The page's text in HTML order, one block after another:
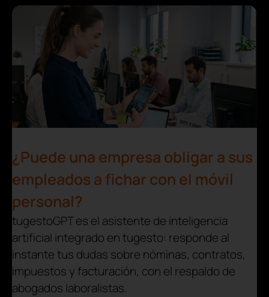
¿Puede una empresa obligar a sus
empleados a fichar con el móvil
personal?
tugestoGPT es el asistente de inteligencia
artificial integrado en tugesto: responde al
instante tus dudas sobre nóminas, contratos,
impuestos y facturación, con el respaldo de
abogados laboralistas.